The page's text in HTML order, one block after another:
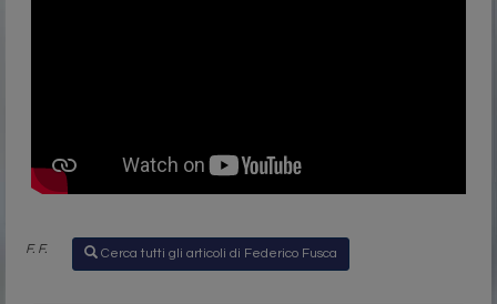
F. F. Cerca tutti gli articoli di Federico Fusca